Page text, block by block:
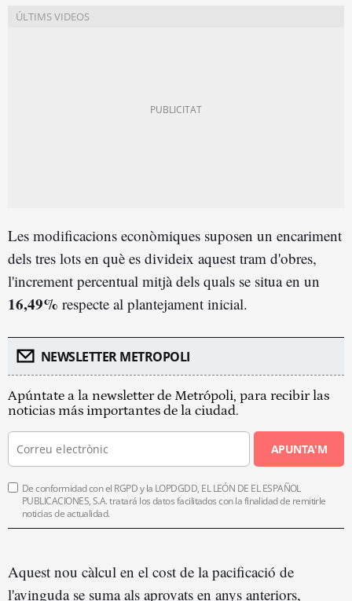
Les modificacions econòmiques suposen un encariment
dels tres lots en què es divideix aquest tram d'obres,
l'increment percentual mitjà dels quals se situa en un
16,49% respecte al plantejament inicial.
NEWSLETTER METROPOLI
Apúntate a la newsletter de Metrópoli, para recibir las
noticias más importantes de la ciudad.
APUNTA'M
De conformidad con el RGPD y la LOPDGDD, EL LEÓN DE EL ESPAÑOL
PUBLICACIONES, S.A. tratará los datos facilitados con la finalidad de remitirle
noticias de actualidad.
Aquest nou càlcul en el cost de la pacificació de
l'avinguda se suma als aprovats en anys anteriors,